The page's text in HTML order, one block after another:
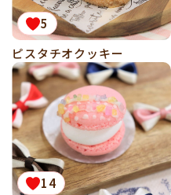
5
ピスタチオクッキー
14